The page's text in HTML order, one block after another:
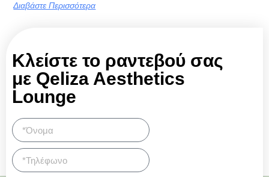
Διαβάστε Περισσότερα
Κλείστε το ραντεβού σας
με Qeliza Aesthetics
Lounge